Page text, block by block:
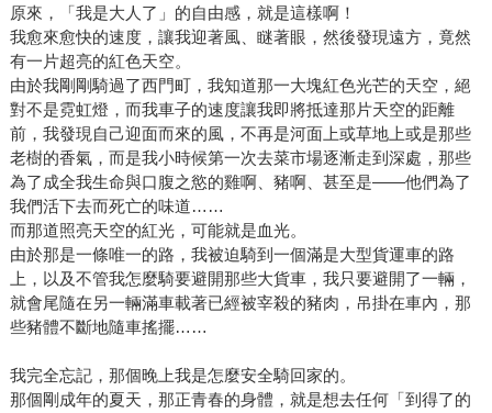
原來，「我是大人了」的自由感，就是這樣啊！
我愈來愈快的速度，讓我迎著風、瞇著眼，然後發現遠方，竟然
有一片超亮的紅色天空。
由於我剛剛騎過了西門町，我知道那一大塊紅色光芒的天空，絕
對不是霓虹燈，而我車子的速度讓我即將抵達那片天空的距離
前，我發現自己迎面而來的風，不再是河面上或草地上或是那些
老樹的香氣，而是我小時候第一次去菜市場逐漸走到深處，那些
為了成全我生命與口腹之慾的雞啊、豬啊、甚至是——他們為了
我們活下去而死亡的味道……
而那道照亮天空的紅光，可能就是血光。
由於那是一條唯一的路，我被迫騎到一個滿是大型貨運車的路
上，以及不管我怎麼騎要避開那些大貨車，我只要避開了一輛，
就會尾隨在另一輛滿車載著已經被宰殺的豬肉，吊掛在車內，那
些豬體不斷地隨車搖擺……
我完全忘記，那個晚上我是怎麼安全騎回家的。
那個剛成年的夏天，那正青春的身體，就是想去任何「到得了的